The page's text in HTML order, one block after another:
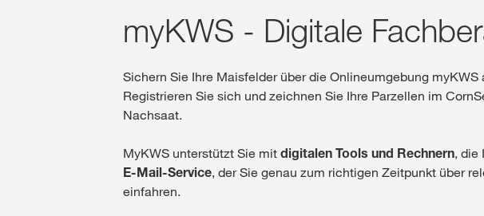
JETZT WECHSELN
myKWS - Digitale
Sichern Sie Ihre Maisfelder über die Onlineumgebung myKWS
Registrieren Sie sich und zeichnen Sie Ihre Parzellen im
Nachsaat.
MyKWS unterstützt Sie mit digitalen Tools und Rechnern, die
E-Mail-Service, der Sie genau zum richtigen Zeitpunkt über
einfahren.